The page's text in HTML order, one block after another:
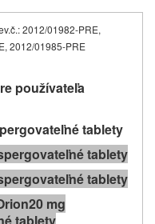
2012/01982-PRE,
2012/01985-PRE
používateľa
tablety
tablety
tablety
20 mg